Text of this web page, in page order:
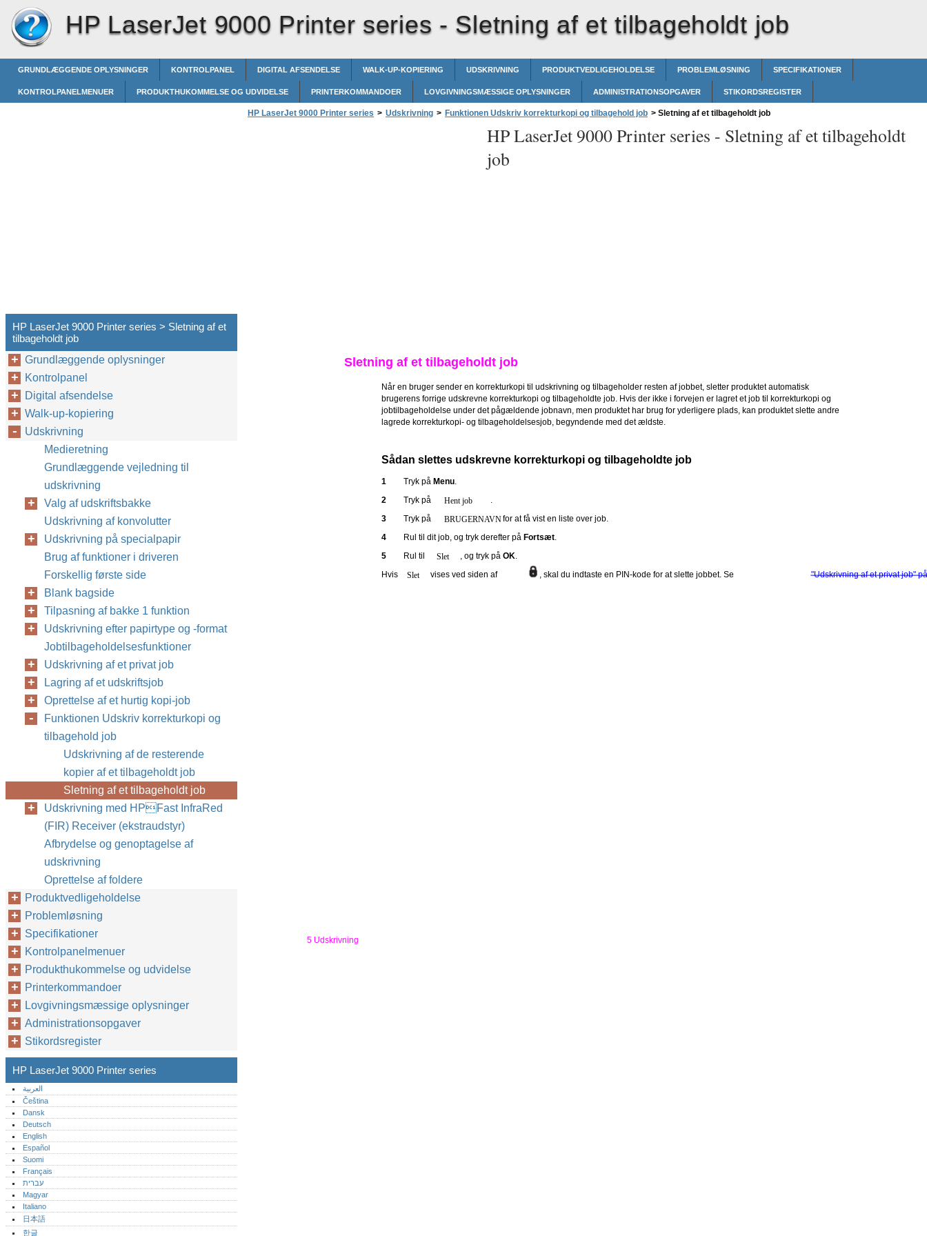
HP LaserJet 9000 Printer series - Sletning af et tilbageholdt job
GRUNDLÆGGENDE OPLYSNINGER KONTROLPANEL DIGITAL AFSENDELSE WALK-UP-KOPIERING UDSKRIVNING PRODUKTVEDLIGEHOLDELSE PROBLEMLØSNING SPECIFIKATIONER
KONTROLPANELMENUER PRODUKTHUKOMMELSE OG UDVIDELSE PRINTERKOMMANDOER LOVGIVNINGSMÆSSIGE OPLYSNINGER ADMINISTRATIONSOPGAVER STIKORDSREGISTER
HP LaserJet 9000 Printer series > Udskrivning > Funktionen Udskriv korrekturkopi og tilbagehold job > Sletning af et tilbageholdt job
HP LaserJet 9000 Printer series - Sletning af et tilbageholdt
job
Sletning af et tilbageholdt job
Når en bruger sender en korrekturkopi til udskrivning og tilbageholder resten af jobbet, sletter produktet automatisk
brugerens forrige udskrevne korrekturkopi og tilbageholdte job. Hvis der ikke i forvejen er lagret et job til korrekturkopi og
jobtilbageholdelse under det pågældende jobnavn, men produktet har brug for yderligere plads, kan produktet slette andre
lagrede korrekturkopi- og tilbageholdelsesjob, begyndende med det ældste.
Sådan slettes udskrevne korrekturkopi og tilbageholdte job
1 Tryk på Menu.
2
Tryk på Hent job
.
3
Tryk på BRUGERNAVNfor at få vist en liste over job.
4
Rul til dit job, og tryk derefter på Fortsæt.
5
Rul til Slet , og tryk på OK.
Hvis
Slet vises ved siden af , skal du indtaste en PIN-kode for at slette jobbet. Se "Udskrivning af et privat job"
5 Udskrivning
HP LaserJet 9000 Printer series > Sletning af et
tilbageholdt job
Grundlæggende oplysninger
Kontrolpanel
Digital afsendelse
Walk-up-kopiering
Udskrivning
Medieretning
Grundlæggende vejledning til
udskrivning
Valg af udskriftsbakke
Udskrivning af konvolutter
Udskrivning på specialpapir
Brug af funktioner i driveren
Forskellig første side
Blank bagside
Tilpasning af bakke 1 funktion
Udskrivning efter papirtype og -format
Jobtilbageholdelsesfunktioner
Udskrivning af et privat job
Lagring af et udskriftsjob
Oprettelse af et hurtig kopi-job
Funktionen Udskriv korrekturkopi og
tilbagehold job
Udskrivning af de resterende
kopier af et tilbageholdt job
Sletning af et tilbageholdt job
Udskrivning med HPFast InfraRed
(FIR) Receiver (ekstraudstyr)
Afbrydelse og genoptagelse af
udskrivning
Oprettelse af foldere
Produktvedligeholdelse
Problemløsning
Specifikationer
Kontrolpanelmenuer
Produkthukommelse og udvidelse
Printerkommandoer
Lovgivningsmæssige oplysninger
Administrationsopgaver
Stikordsregister
HP LaserJet 9000 Printer series
العربية
Čeština
Dansk
Deutsch
English
Español
Suomi
Français
עברית
Magyar
Italiano
日本語
한글